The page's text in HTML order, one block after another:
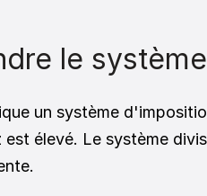
le
un système
est élevé. Le système